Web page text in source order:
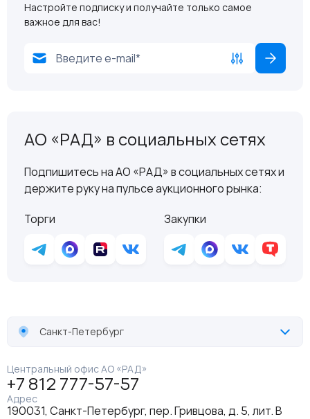
Настройте подписку и получайте только самое
важное для вас!
АО «РАД» в социальных сетях
Подпишитесь на АО «РАД» в социальных сетях и
держите руку на пульсе аукционного рынка:
Торги
Закупки
Санкт-Петербург
Центральный офис АО «РАД»
+7 812 777-57-57
Адрес
190031, Санкт-Петербург, пер. Гривцова, д. 5, лит. В